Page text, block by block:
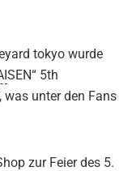
tokyo wurde
SEN“ 5th
was unter den Fans
zur Feier des 5.